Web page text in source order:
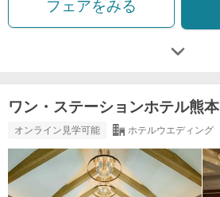
フェアをみる
ワン・ステーションホテル熊本
オンライン見学可能 ホテルウエディング